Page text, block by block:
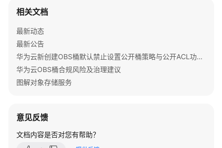
费
说
明
快
速
用
相关文档
最新动态
最新公告
华为云新创建OBS桶默认禁止设置公开桶策略与公开ACL功能通知
华为云OBS桶合规风险及治理建议
图解对象存储服务
意见反馈
文档内容是否对您有帮助？